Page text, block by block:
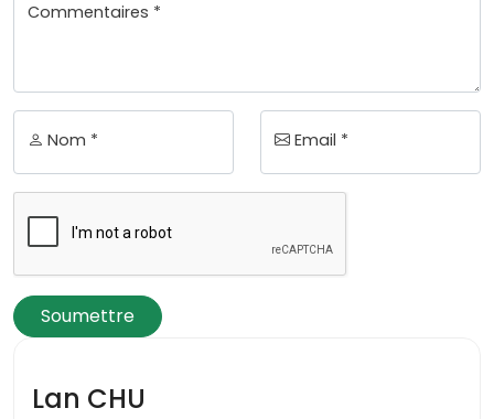
Commentaires *
Nom * Email *
Soumettre
Lan CHU